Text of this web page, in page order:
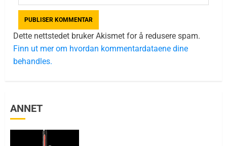
Dette nettstedet bruker Akismet for å redusere spam.
Finn ut mer om hvordan kommentardataene dine
behandles.
ANNET